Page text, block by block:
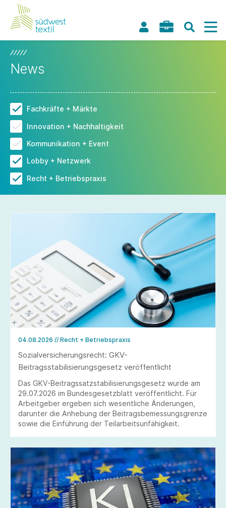
News
Fachkräfte + Märkte
Innovation + Nachhaltigkeit
Kommunikation + Event
Lobby + Netzwerk
Recht + Betriebspraxis
04.08.2026 // Recht + Betriebspraxis
Sozialversicherungsrecht: GKV-
Beitragsstabilisierungsgesetz veröffentlicht
Das GKV-Beitragssatzstabilisierungsgesetz wurde am
29.07.2026 im Bundesgesetzblatt veröffentlicht. Für
Arbeitgeber ergeben sich wesentliche Änderungen,
darunter die Anhebung der Beitragsbemessungsgrenze
sowie die Einführung der Teilarbeitsunfähigkeit.